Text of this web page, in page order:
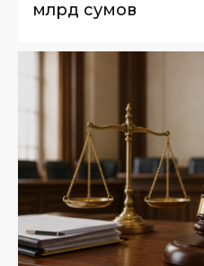
млрд сумов